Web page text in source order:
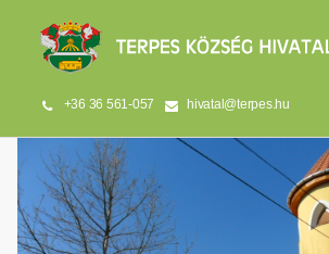
+36 36 561-057 hivatal@terpes.hu